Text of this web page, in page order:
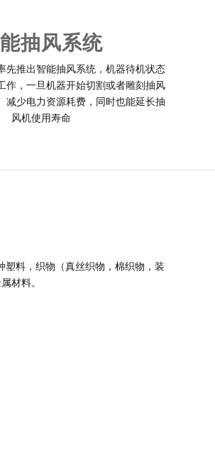
抽风系统
先推出智能抽风系统，机器待机状态
作，一旦机器开始切割或者雕刻抽风
减少电力资源耗费，同时也能延长抽
风机使用寿命
料，织物（真丝织物，棉织物，装
材料。